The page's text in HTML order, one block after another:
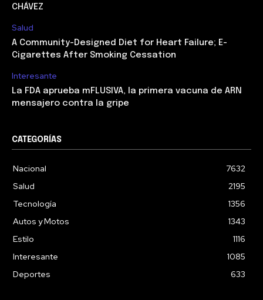
CHÁVEZ
Salud
A Community-Designed Diet for Heart Failure; E-
Cigarettes After Smoking Cessation
Interesante
La FDA aprueba mFLUSIVA, la primera vacuna de ARN
mensajero contra la gripe
CATEGORÍAS
Nacional
7632
Salud
2195
Tecnología
1356
Autos y Motos
1343
Estilo
1116
Interesante
1085
Deportes
633